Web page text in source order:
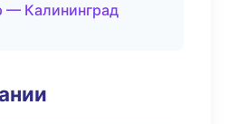
— Калининград